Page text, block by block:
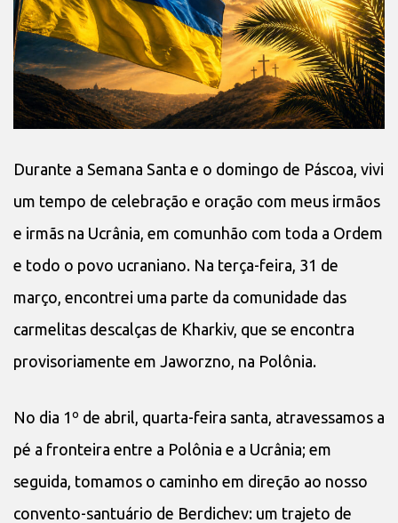
Durante a Semana Santa e o domingo de Páscoa, vivi
um tempo de celebração e oração com meus irmãos
e irmãs na Ucrânia, em comunhão com toda a Ordem
e todo o povo ucraniano. Na terça-feira, 31 de
março, encontrei uma parte da comunidade das
carmelitas descalças de Kharkiv, que se encontra
provisoriamente em Jaworzno, na Polônia.
No dia 1º de abril, quarta-feira santa, atravessamos a
pé a fronteira entre a Polônia e a Ucrânia; em
seguida, tomamos o caminho em direção ao nosso
convento-santuário de Berdichev: um trajeto de